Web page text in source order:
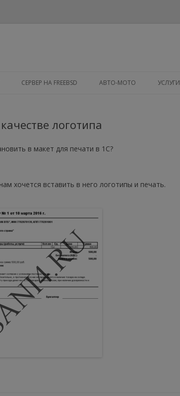
СЕРВЕР НА FREEBSD
1.УСТАНОВКА
4.SCRIPT АВТОМАТИЧЕСКОГО
99. ДОП КОМПАНЕНТЫ ->
АВТО-МОТО УСЛУГИ
логотипа
в макет для печати в 1С?
хочется вставить в него логотипы и печать.